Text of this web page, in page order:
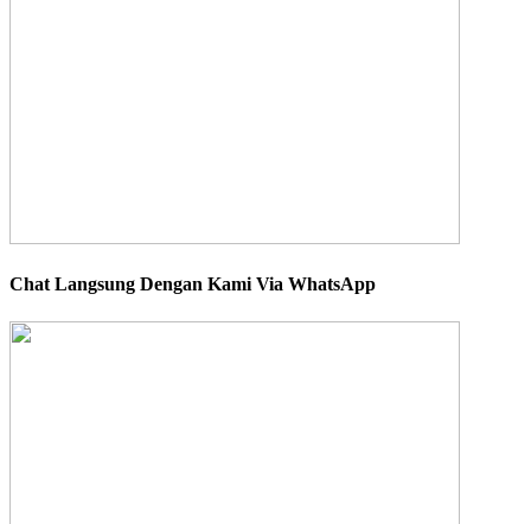
Chat Langsung Dengan Kami Via WhatsApp